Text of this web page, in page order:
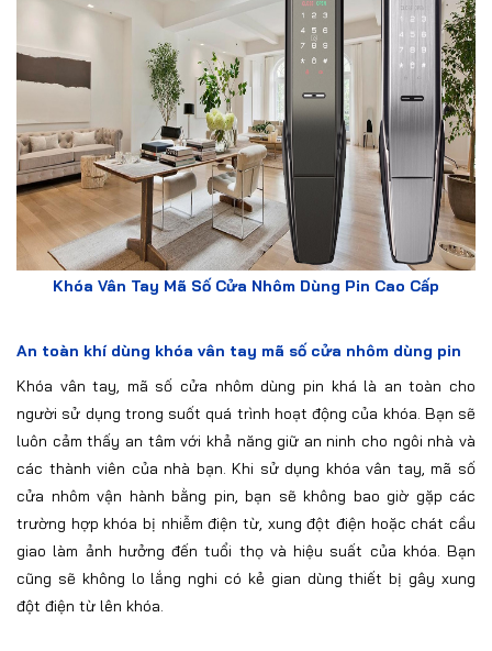
Khóa Vân Tay Mã Số Cửa Nhôm Dùng Pin Cao Cấp
An toàn khí dùng khóa vân tay mã số cửa nhôm dùng pin
Khóa vân tay, mã số cửa nhôm dùng pin khá là an toàn cho
người sử dụng trong suốt quá trình hoạt động của khóa. Bạn sẽ
luôn cảm thấy an tâm với khả năng giữ an ninh cho ngôi nhà và
các thành viên của nhà bạn. Khi sử dụng khóa vân tay, mã số
cửa nhôm vận hành bằng pin, bạn sẽ không bao giờ gặp các
trường hợp khóa bị nhiễm điện từ, xung đột điện hoặc chát cầu
giao làm ảnh hưởng đến tuổi thọ và hiệu suất của khóa. Bạn
cũng sẽ không lo lắng nghi có kẻ gian dùng thiết bị gây xung
đột điện từ lên khóa.